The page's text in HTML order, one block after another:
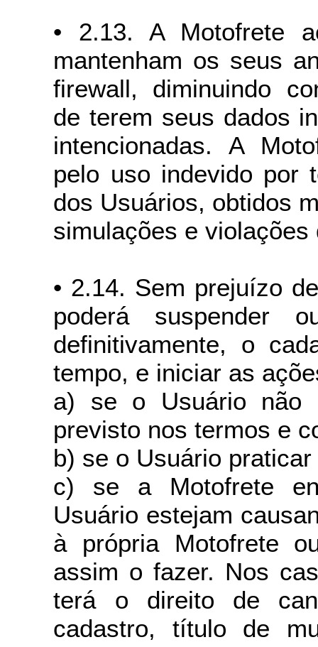
• 2.13. A Motofrete
mantenham os seus
firewall, diminuindo
de terem seus dados
intencionadas. A
pelo uso indevido por
dos Usuários, obtidos
simulações e
• 2.14. Sem prejuízo
poderá suspender
definitivamente, o
tempo, e iniciar as
a) se o Usuário não
previsto nos termos e
b) se o Usuário
c) se a Motofrete
Usuário estejam
à própria Motofrete
assim o fazer. Nos
terá o direito de
cadastro, título de